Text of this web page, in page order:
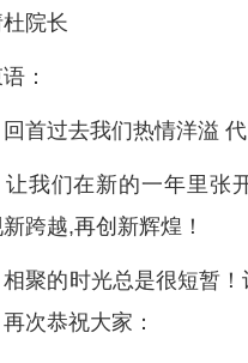
院长
：
首过去我们热情洋溢
让我们在新的一年里张
跨越,再创新辉煌！
聚的时光总是很短暂
次恭祝大家：